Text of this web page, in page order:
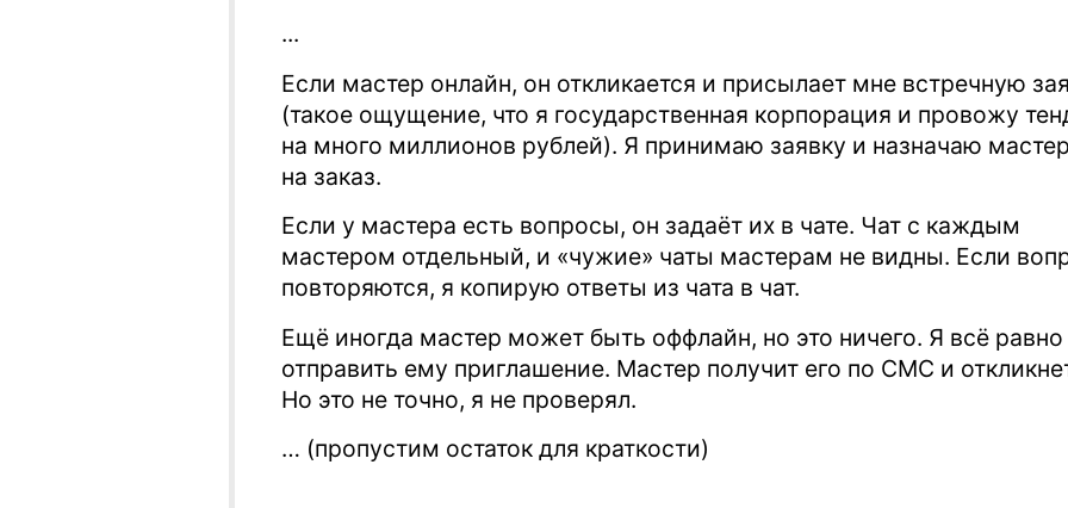
...
Если мастер онлайн, он откликается и присылает мне встречную
(такое ощущение, что я государственная корпорация и провожу
на много миллионов рублей). Я принимаю заявку и назначаю
на заказ.
Если у мастера есть вопросы, он задаёт их в чате. Чат с каждым
мастером отдельный, и «чужие» чаты мастерам не видны. Если
повторяются, я копирую ответы из чата в чат.
Ещё иногда мастер может быть оффлайн, но это ничего. Я всё
отправить ему приглашение. Мастер получит его по СМС и
Но это не точно, я не проверял.
… (пропустим остаток для краткости)